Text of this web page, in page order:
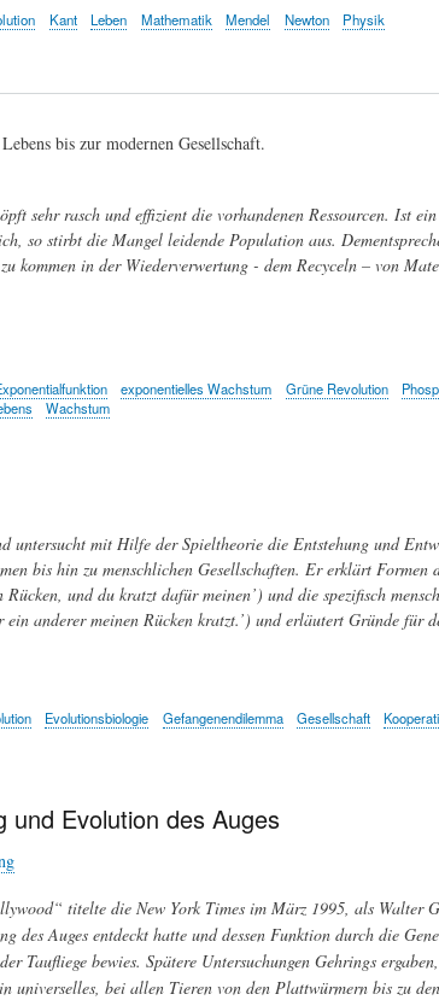
Kant Leben Mathematik Mendel Newton Physik
bis zur modernen Gesellschaft.
sehr rasch und effizient die vorhandenen Ressourcen. Ist
so stirbt die Mangel leidende Population aus.
kommen in der Wiederverwertung - dem Recyceln – von
exponentielles Wachstum Grüne Revolution
Wachstum
untersucht mit Hilfe der Spieltheorie die Entstehung und
bis hin zu menschlichen Gesellschaften. Er erklärt Formen
und du kratzt dafür meinen’) und die spezifisch
anderer meinen Rücken kratzt.’) und erläutert Gründe für
Evolutionsbiologie Gefangenendilemma Gesellschaft
Evolution des Auges
titelte die New York Times im März 1995, als Walter
des Auges entdeckt hatte und dessen Funktion durch die
Taufliege bewies. Spätere Untersuchungen Gehrings
universelles, bei allen Tieren von den Plattwürmern bis zu